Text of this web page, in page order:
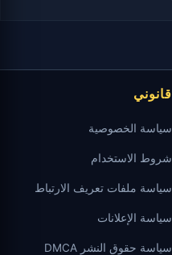
قانوني
سياسة الخصوصية
شروط الاستخدام
سياسة ملفات تعريف الارتباط
سياسة الإعلانات
سياسة حقوق النشر DMCA